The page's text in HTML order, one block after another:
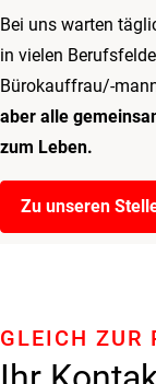
Bei uns warten
in vielen
Bürokauffrau/-
aber alle
zum Leben.
Zu unseren
GLEICH ZUR